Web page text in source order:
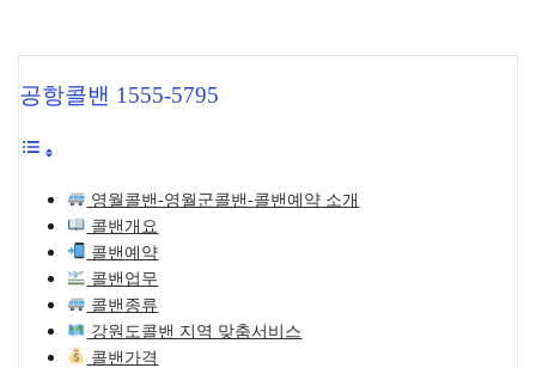
공항콜밴 1555-5795
영월콜밴-영월군콜밴-콜밴예약 소개
콜밴개요
콜밴예약
콜밴업무
콜밴종류
강원도콜밴 지역 맞춤서비스
콜밴가격